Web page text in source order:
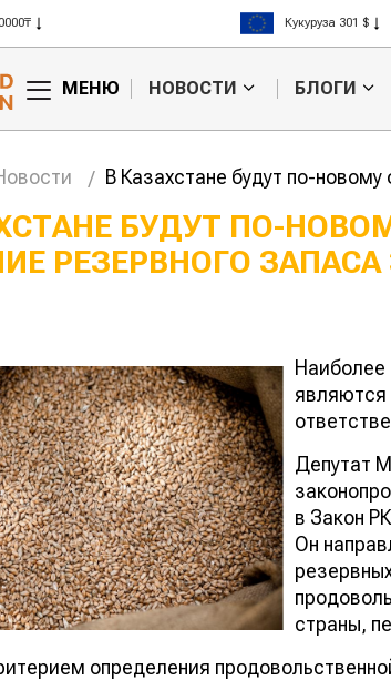
125000₸
Рис 408 $
Пшеница 423 $
МЕНЮ НОВОСТИ БЛОГИ
В Казахстане будут по-
БУДУТ ПО-
РЕЗЕРВНОГО ЗАПАСА
Наиболее
являются
Депутат
в Закон
Он
страны,
определения
Казахстанское